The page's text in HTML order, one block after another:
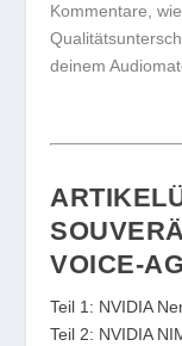
Kommentare,
deinem
VOICE-
Teil 1: NVIDIA
Teil 2: NVIDIA